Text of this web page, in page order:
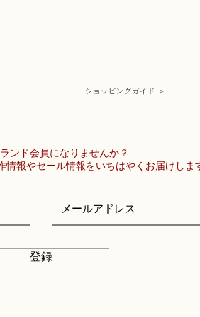
ショッピングガイド ＞
ンド会員になりませんか？
情報やセール情報をいちはやくお届けしま
登録